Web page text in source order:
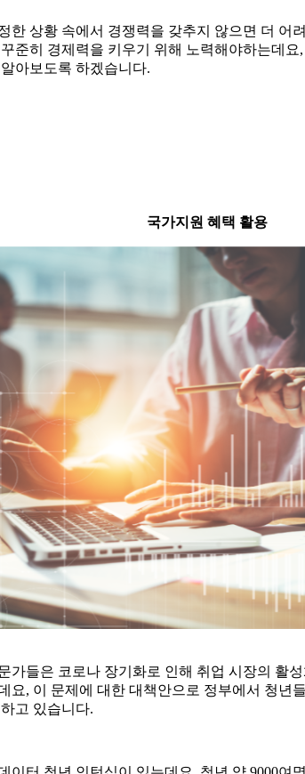
한 상황 속에서 경쟁력을 갖추지 않으면 더 어
준히 경제력을 키우기 위해 노력해야하는데요
아보도록 하겠습니다.
국가지원 혜택 활용
가들은 코로나 장기화로 인해 취업 시장의 활
요, 이 문제에 대한 대책안으로 정부에서 청년
고 있습니다.